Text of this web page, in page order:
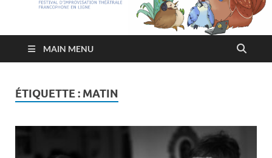
MAIN MENU
ÉTIQUETTE : MATIN